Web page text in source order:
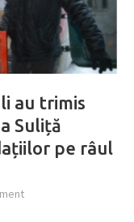
au trimis
Suliță
pe râul